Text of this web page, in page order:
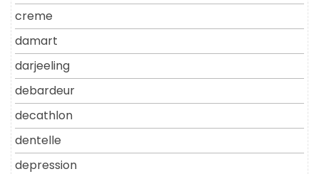
creme
damart
darjeeling
debardeur
decathlon
dentelle
depression